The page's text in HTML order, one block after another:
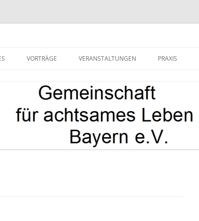
VORTRÄGE
VORTRÄGE (ARCHIV)
VERANSTALTUNGEN
ACHTSAMKEITSZENTRUM
KURSE UNSERER DHARMALEHRER
PRAXIS